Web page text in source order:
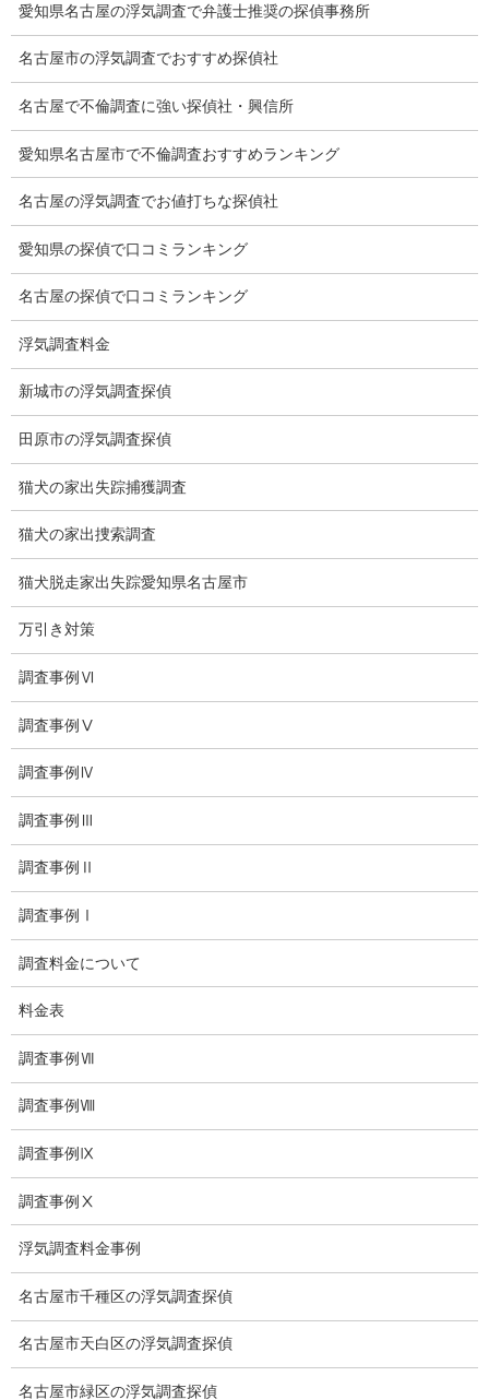
浮気度チェック
会社案内
損害保険調査
会社沿革
プライバシーポリシー
探偵業法
法令遵守
推奨・提携法律事務所
ブログ
探偵エッセイ
探偵コラム
探偵日記
夫婦の信頼関係
お知らせ
子供のいじめ相談
いじめ相談・愛知県名古屋
子供のいじめ問題・いじめ相談、小学生、中学生、高校生
日本版DBS
お問い合わせ
愛知県内出張面談実施中
社員の行動調査
行動調査
法人調査
企業調査
愛知県名古屋の浮気調査で弁護士推奨の探偵事務所
名古屋市の浮気調査でおすすめ探偵社
名古屋で不倫調査に強い探偵社・興信所
愛知県名古屋市で不倫調査おすすめランキング
名古屋の浮気調査でお値打ちな探偵社
愛知県の探偵で口コミランキング
名古屋の探偵で口コミランキング
浮気調査料金
新城市の浮気調査探偵
田原市の浮気調査探偵
猫犬の家出失踪捕獲調査
猫犬の家出捜索調査
猫犬脱走家出失踪愛知県名古屋市
万引き対策
調査事例Ⅵ
調査事例Ⅴ
調査事例Ⅳ
調査事例Ⅲ
調査事例Ⅱ
調査事例Ⅰ
調査料金について
料金表
調査事例Ⅶ
調査事例Ⅷ
調査事例Ⅸ
調査事例Ⅹ
浮気調査料金事例
名古屋市千種区の浮気調査探偵
名古屋市天白区の浮気調査探偵
名古屋市緑区の浮気調査探偵